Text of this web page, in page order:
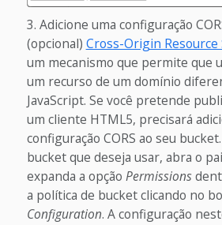
Adicione uma configuração
(opcional) Cross-Origin Resource
um mecanismo que permite que
um recurso de um domínio
JavaScript. Se você pretende
um cliente HTML5, precisará
configuração CORS ao seu bucket.
bucket que deseja usar, abra o
expanda a opção Permissions
a política de bucket clicando no
Configuration. A configuração